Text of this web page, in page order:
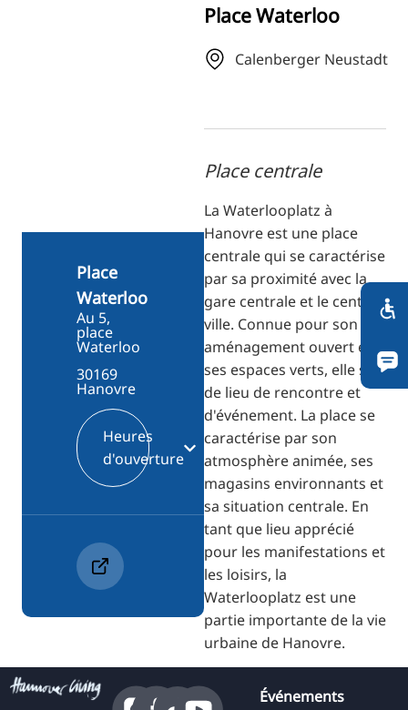
JA
UK
Place Waterloo
Calenberger Neustadt
Place centrale
La Waterlooplatz à
Hanovre est une place
centrale qui se caractérise
par sa proximité avec la
gare centrale et le centre-
ville. Connue pour son
aménagement ouvert et
ses espaces verts, elle sert
de lieu de rencontre et
d'événement. La place se
caractérise par son
atmosphère animée, ses
magasins environnants et
sa situation centrale. En
tant que lieu apprécié
pour les manifestations et
les loisirs, la
Waterlooplatz est une
partie importante de la vie
urbaine de Hanovre.
Place
Waterloo
Au 5,
place
Waterloo
30169
Hanovre
Heures
d'ouverture
Événements